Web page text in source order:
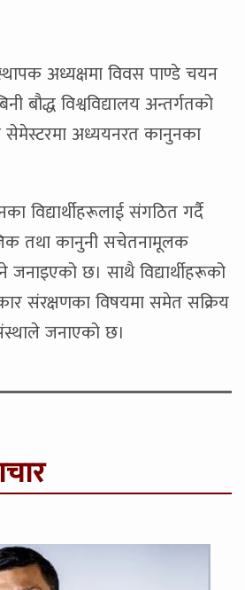
अध्यक्षमा विवस पाण्डे चयन
बौद्ध विश्वविद्यालय अन्तर्गतको
अध्ययनरत कानुनका
विद्यार्थीहरूलाई संगठित गर्दै
तथा कानुनी सचेतनामूलक
जनाइएको छ। साथै विद्यार्थीहरूको
संरक्षणका विषयमा समेत सक्रिय
जनाएको छ।